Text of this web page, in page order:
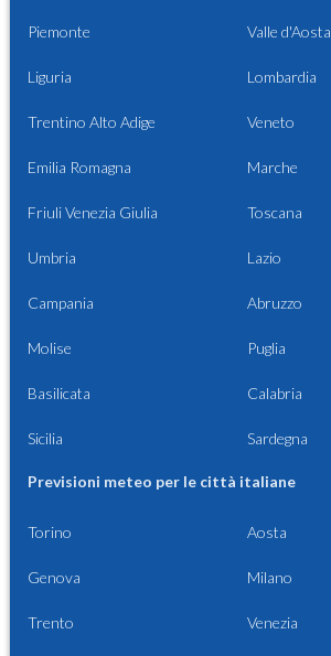
Piemonte Valle d'Aosta
Liguria Lombardia
Trentino Alto Adige Veneto
Emilia Romagna Marche
Friuli Venezia Giulia Toscana
Umbria Lazio
Campania Abruzzo
Molise Puglia
Basilicata Calabria
Sicilia Sardegna
Previsioni meteo per le città italiane
Torino Aosta
Genova Milano
Trento Venezia